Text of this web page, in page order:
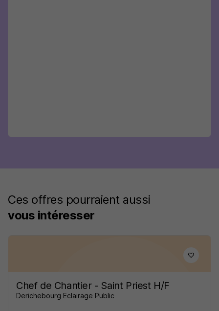
Ces offres pourraient aussi
vous intéresser
Chef de Chantier - Saint Priest H/F
Derichebourg Eclairage Public